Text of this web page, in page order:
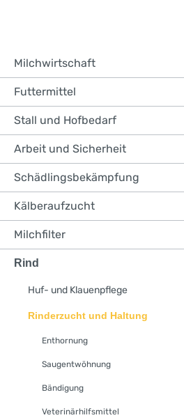
Milchwirtschaft
Futtermittel
Stall und Hofbedarf
Arbeit und Sicherheit
Schädlingsbekämpfung
Kälberaufzucht
Milchfilter
Rind
Huf- und Klauenpflege
Rinderzucht und Haltung
Enthornung
Saugentwöhnung
Bändigung
Veterinärhilfsmittel